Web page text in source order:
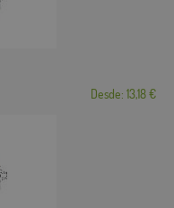
Desde: 13,18 €